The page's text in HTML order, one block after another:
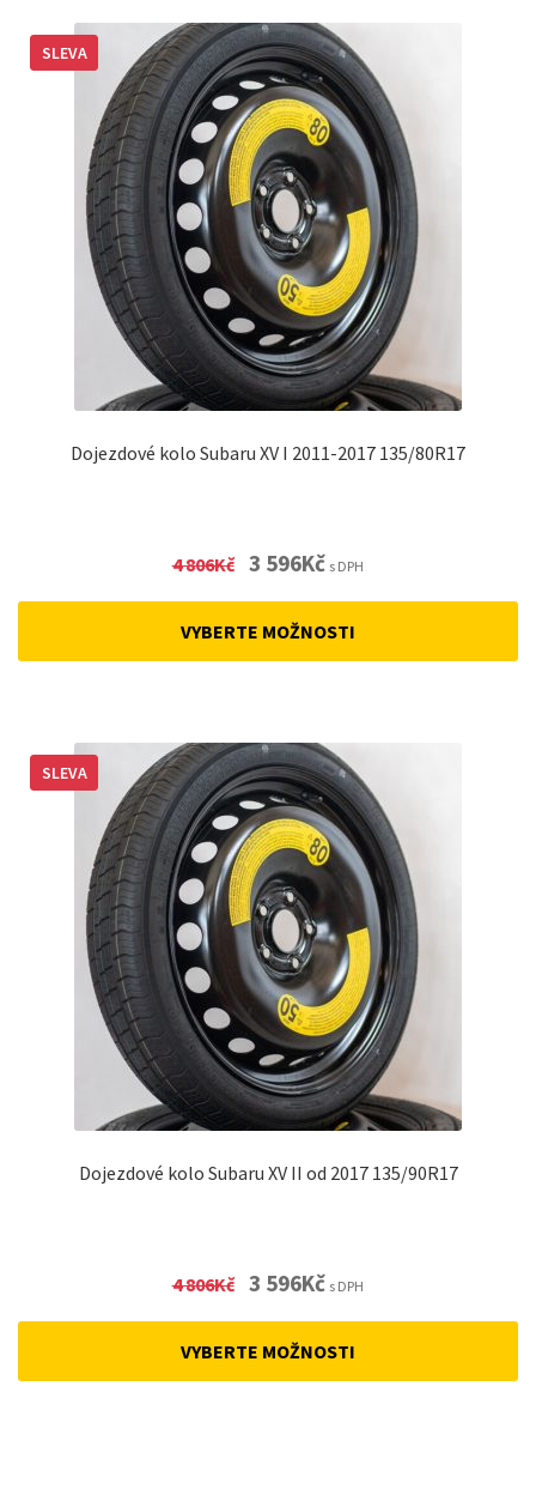
Dojezdové kolo Subaru XV I 2011-2017 135/80R17
SLEVA
4 806Kč Original
3 596KčCurrent
s DPH
VYBERTE MOŽNOSTI
Dojezdové kolo Subaru XV II od 2017 135/90R17
SLEVA
4 806Kč Original
3 596KčCurrent
s DPH
VYBERTE MOŽNOSTI